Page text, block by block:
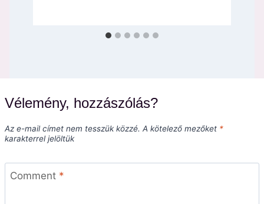
Vélemény, hozzászólás?
Az e-mail címet nem tesszük közzé. A kötelező mezőket *
karakterrel jelöltük
Comment *